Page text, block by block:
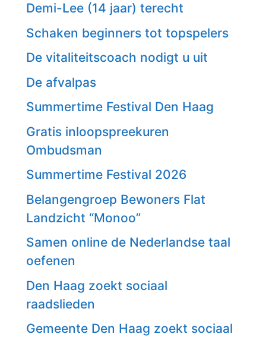
Demi-Lee (14 jaar) terecht
Schaken beginners tot topspelers
De vitaliteitscoach nodigt u uit
De afvalpas
Summertime Festival Den Haag
Gratis inloopspreekuren
Ombudsman
Summertime Festival 2026
Belangengroep Bewoners Flat
Landzicht “Monoo”
Samen online de Nederlandse taal
oefenen
Den Haag zoekt sociaal
raadslieden
Gemeente Den Haag zoekt sociaal